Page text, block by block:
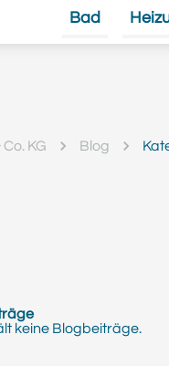
Bad
KG Blog
keine Blogbeiträge.